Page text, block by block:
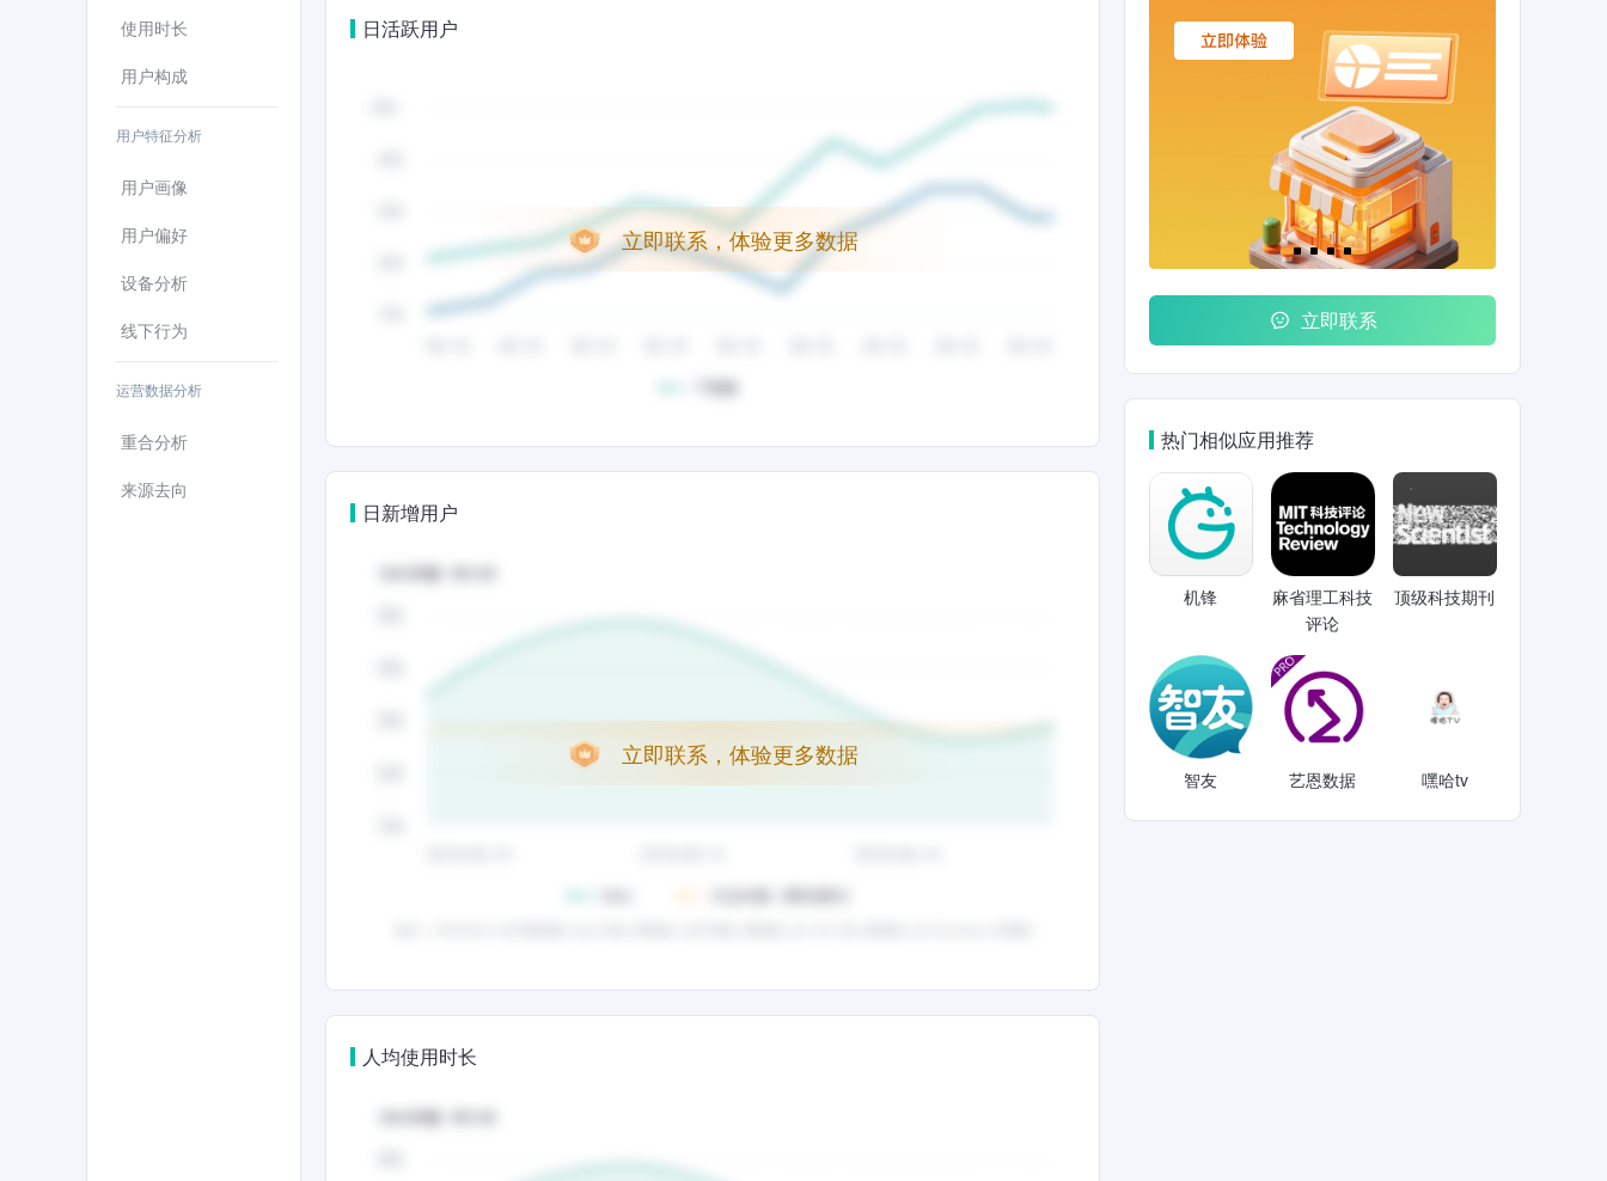
使用时长
用户构成
用户特征分析
用户画像
用户偏好
设备分析
线下行为
运营数据分析
重合分析
来源去向
日活跃用户
立即联系，体验更多数据
日新增用户
立即联系，体验更多数据
人均使用时长
立即联系
热门相似应用推荐
机锋
麻省理工科技
评论
顶级科技期刊
智友 艺恩数据 嘿哈tv